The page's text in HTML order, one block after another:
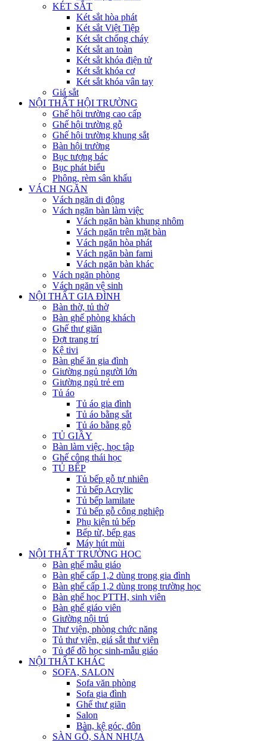
KÉT SẮT
Két sắt hòa phát
Két sắt Việt Tiệp
Két sắt chống cháy
Két sắt an toàn
Két sắt khóa điện tử
Két sắt khóa cơ
Két sắt khóa vân tay
Giá sắt
NỘI THẤT HỘI TRƯỜNG
Ghế hội trường cao cấp
Ghế hội trường gỗ
Ghế hội trường khung sắt
Bàn hội trường
Bục tượng bác
Bục phát biểu
Phông, rèm sân khấu
VÁCH NGĂN
Vách ngăn di động
Vách ngăn bàn làm việc
Vách ngăn bàn khung nhôm
Vách ngăn trên mặt bàn
Vách ngăn hòa phát
Vách ngăn bàn fami
Vách ngăn bàn khác
Vách ngăn phòng
Vách ngăn vệ sinh
NỘI THẤT GIA ĐÌNH
Bàn thờ, tủ thờ
Bàn ghế phòng khách
Ghế thư giãn
Đợt trang trí
Kệ tivi
Bàn ghế ăn gia đình
Giường ngủ người lớn
Giường ngủ trẻ em
Tủ áo
Tủ áo gia đình
Tủ áo bằng sắt
Tủ áo bằng gỗ
TỦ GIẦY
Bàn làm việc, học tập
Ghế công thái học
TỦ BẾP
Tủ bếp gỗ tự nhiên
Tủ bếp Acrylic
Tủ bếp lamilate
Tủ bếp gỗ công nghiệp
Phụ kiện tủ bếp
Bếp từ, bếp gas
Máy hút mùi
NỘI THẤT TRƯỜNG HỌC
Bàn ghế mẫu giáo
Bàn ghế cấp 1,2 dùng trong gia đình
Bàn ghế cấp 1,2 dùng trong trường học
Bàn ghế học PTTH, sinh viên
Bàn ghế giáo viên
Giường nội trú
Thư viện, phòng chức năng
Tủ thư viện, giá sắt thư viện
Tủ để đồ học sinh-mẫu giáo
NỘI THẤT KHÁC
SOFA, SALON
Sofa văn phòng
Sofa gia đình
Ghế thư giãn
Salon
Bàn, kệ góc, đôn
SÀN GỖ, SÀN NHỰA